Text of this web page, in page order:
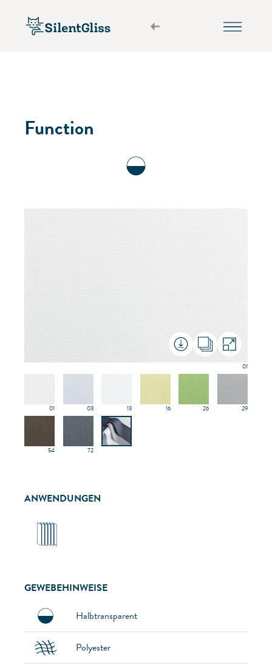
Function
01
01 03 13 16 26 29
54 72
ANWENDUNGEN
GEWEBEHINWEISE
Halbtransparent
Polyester